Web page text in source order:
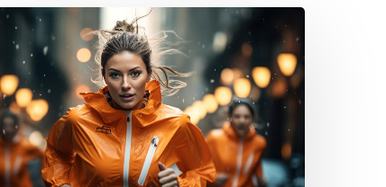
أهمية
الرياضة
والنشاط
البدني
للصحة
النفسية